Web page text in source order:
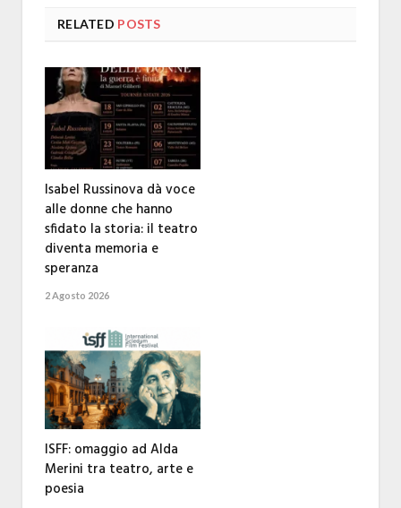
RELATED POSTS
Isabel Russinova dà voce
alle donne che hanno
sfidato la storia: il teatro
diventa memoria e
speranza
2 Agosto 2026
ISFF: omaggio ad Alda
Merini tra teatro, arte e
poesia